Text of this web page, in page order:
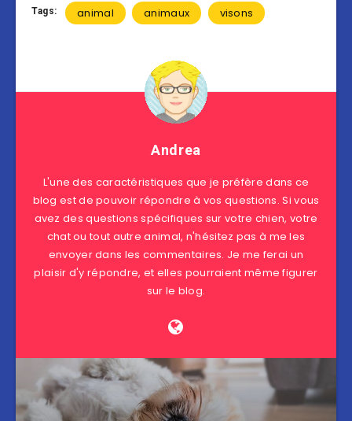
Tags: animal animaux visons
Andrea
L'une des caractéristiques que je préfère dans ce
blog est de pouvoir répondre à vos questions. Si vous
avez des questions spécifiques sur votre chien, votre
chat ou tout autre animal, n'hésitez pas à me les
envoyer dans les commentaires. Je me ferai un
plaisir d'y répondre, et elles pourraient même figurer
sur le blog.